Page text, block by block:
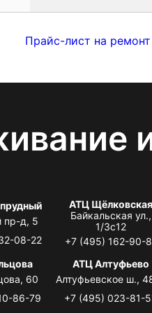
Прайс-лист на
пр-д, 5
08-22
АТЦ Щёлковская
Байкальская ул.,
1/3с12
+7 (495) 162-90-
60
86-79
АТЦ Алтуфьево
Алтуфьевское ш.,
+7 (495) 023-81-